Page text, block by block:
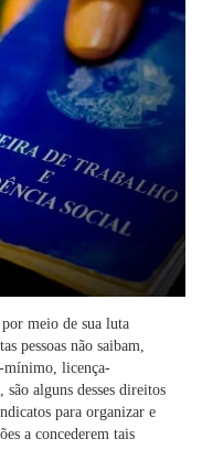
meio de sua luta
pessoas não saibam,
mínimo, licença-
alguns desses direitos
para organizar e
a concederem tais